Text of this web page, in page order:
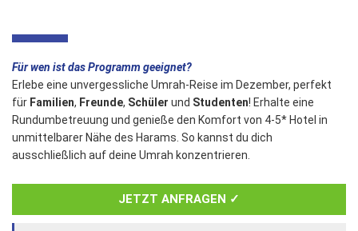
Für wen ist das Programm geeignet?
Erlebe eine unvergessliche Umrah-Reise im Dezember, perfekt
für Familien, Freunde, Schüler und Studenten! Erhalte eine
Rundumbetreuung und genieße den Komfort von 4-5* Hotel in
unmittelbarer Nähe des Harams. So kannst du dich
ausschließlich auf deine Umrah konzentrieren.
JETZT ANFRAGEN ✓